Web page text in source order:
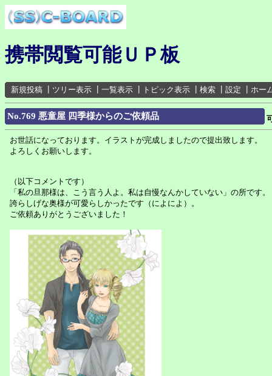
携帯閲覧可能ＵＰ板
新規投稿 ツリー表示 一覧表示 トピック表示 検索 設定 ホー
No.769 悪童屋 四季様からのご依頼品
お世話になっております。イラストが完成しましたので提出致します。
よろしくお願いします。
（以下コメントです）
「私の旦那様は、こう言う人よ。私は自慢なんかしていない」の所です。
誇らしげな奥様が可愛らしかったです（によによ）。
ご依頼ありがとうございました！